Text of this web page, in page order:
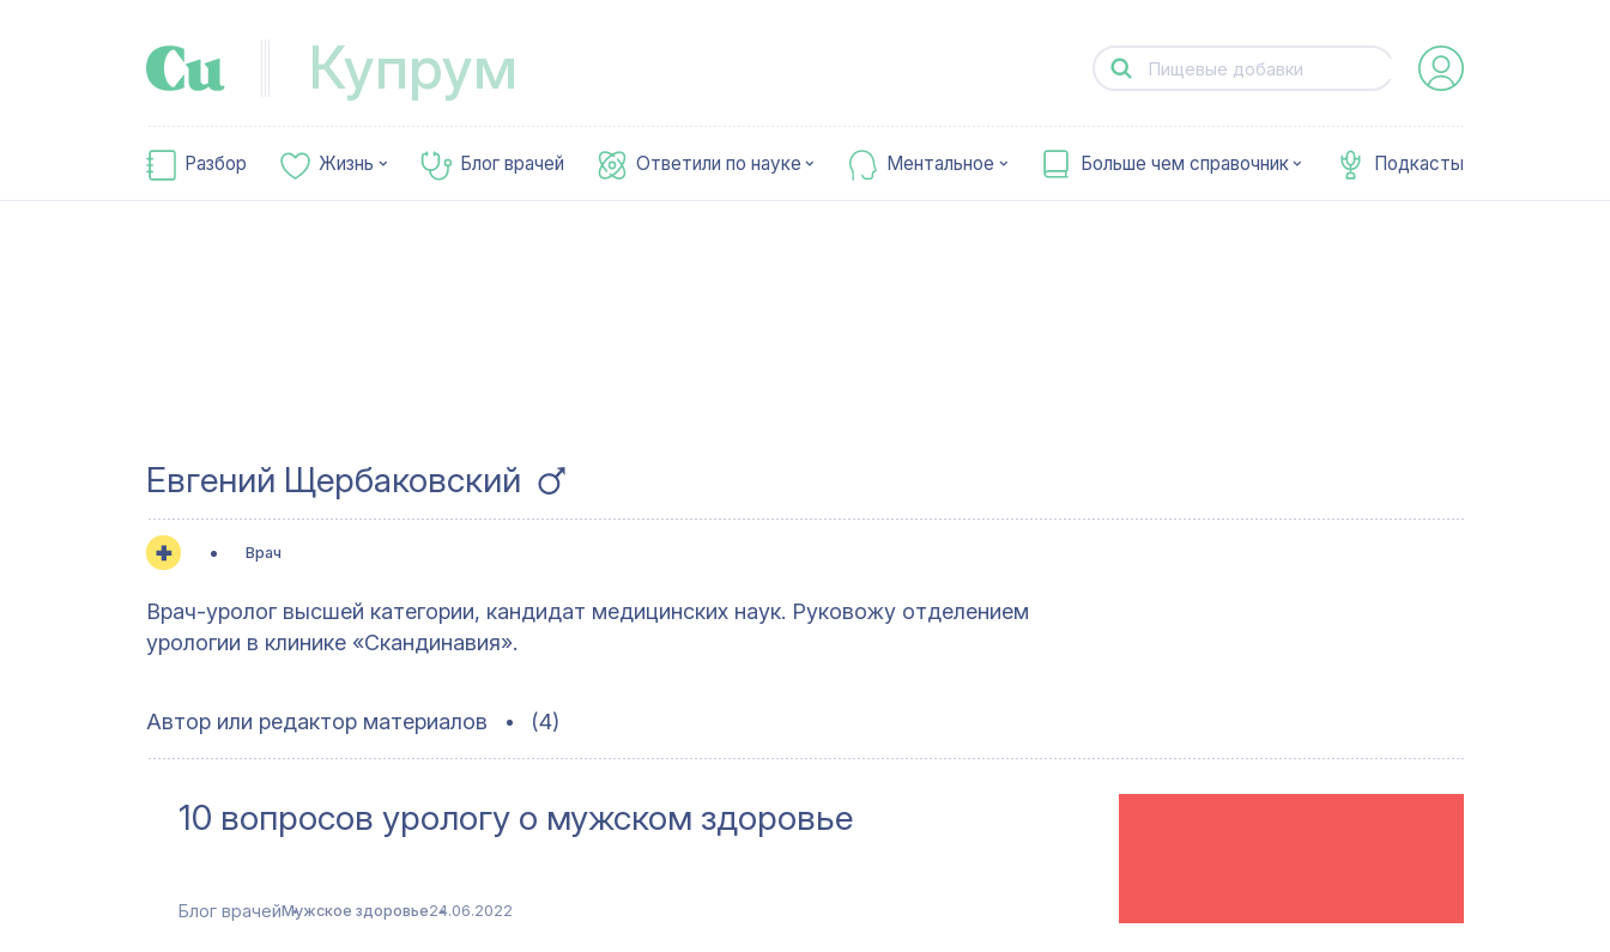
Купрум
Разбор Жизнь Блог врачей Ответили по науке Ментальное Больше чем справочник Подкасты
Евгений Щербаковский
Врач
Врач-уролог высшей категории, кандидат медицинских наук. Руковожу отделением
урологии в клинике «Скандинавия».
Автор или редактор материалов (4)
10 вопросов урологу о мужском здоровье
Блог врачейМужское здоровье24.06.2022